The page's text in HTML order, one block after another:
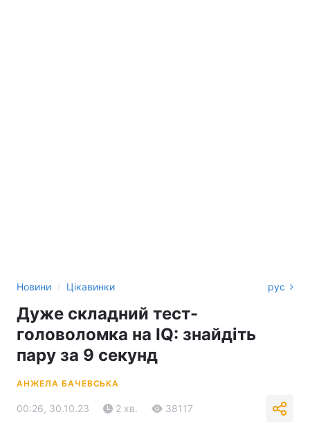
Новини › Цікавинки рус
Дуже складний тест-
головоломка на IQ: знайдіть
пару за 9 секунд
АНЖЕЛА БАЧЕВСЬКА
00:26, 30.10.23 2 хв. 38117